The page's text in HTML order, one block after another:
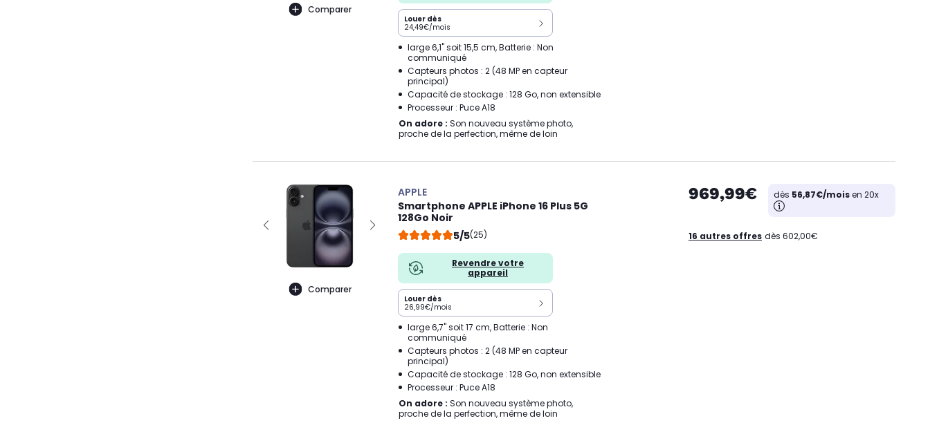
Comparer
Louer dès
24,49€/mois
large 6,1" soit 15,5 cm, Batterie : Non
communiqué
Capteurs photos : 2 (48 MP en capteur
principal)
Capacité de stockage : 128 Go, non extensible
Processeur : Puce A18
On adore : Son nouveau système photo,
proche de la perfection, même de loin
Comparer
APPLE
Smartphone APPLE iPhone 16 Plus 5G
128Go Noir
5/5(25)
Revendre votre
appareil
Louer dès
26,99€/mois
large 6,7" soit 17 cm, Batterie : Non
communiqué
Capteurs photos : 2 (48 MP en capteur
principal)
Capacité de stockage : 128 Go, non extensible
Processeur : Puce A18
On adore : Son nouveau système photo,
proche de la perfection, même de loin
969,99€ dès 56,87€/moisen 20x
16 autres offres dès 602,00€